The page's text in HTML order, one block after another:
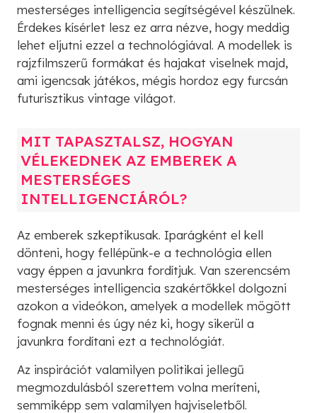
mesterséges intelligencia segítségével készülnek.
Érdekes kísérlet lesz ez arra nézve, hogy meddig
lehet eljutni ezzel a technológiával. A modellek is
rajzfilmszerű formákat és hajakat viselnek majd,
ami igencsak játékos, mégis hordoz egy furcsán
futurisztikus vintage világot.
MIT TAPASZTALSZ, HOGYAN
VÉLEKEDNEK AZ EMBEREK A
MESTERSÉGES
INTELLIGENCIÁRÓL?
Az emberek szkeptikusak. Iparágként el kell
dönteni, hogy fellépünk-e a technológia ellen
vagy éppen a javunkra fordítjuk. Van szerencsém
mesterséges intelligencia szakértőkkel dolgozni
azokon a videókon, amelyek a modellek mögött
fognak menni és úgy néz ki, hogy sikerül a
javunkra fordítani ezt a technológiát.
Az inspirációt valamilyen politikai jellegű
megmozdulásból szerettem volna meríteni,
semmiképp sem valamilyen hajviseletből.